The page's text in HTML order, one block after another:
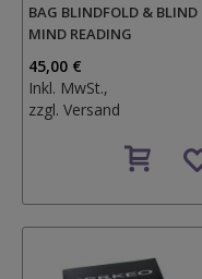
BAG BLINDFOLD & BLIND
MIND READING
45,00 €
Inkl. MwSt.,
zzgl. Versand
den